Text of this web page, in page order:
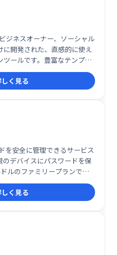
ジネスオーナー、ソーシャル
に開発された、直感的に使え
ールです。豊富なテンプレ
的な画像や動画を素早く作成
ログ記事のアイキャッチま
可能です。
く見る
を安全に管理できるサービス
デバイスにパスワードを保
ルのファミリープランで
スワード共有が可能です。
管理したい方におすすめで
く見る